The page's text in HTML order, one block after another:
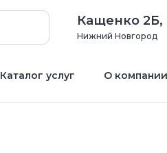
Кащенко 2Б,
Нижний Новгород
Каталог услуг О компании